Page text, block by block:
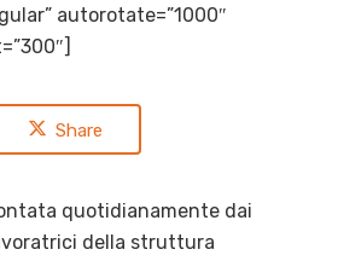
autorotate=”1000″
Share
quotidianamente dai
della struttura